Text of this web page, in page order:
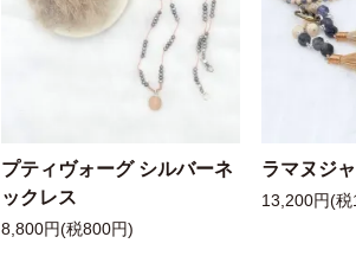
プティヴォーグ シルバーネ
ックレス
8,800円(税800円)
ラマヌジ
13,200円(